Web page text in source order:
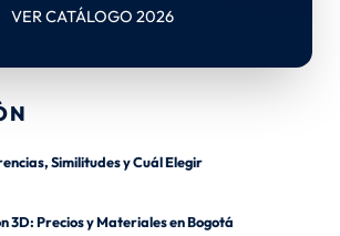
VER CATÁLOGO 2026
Similitudes y Cuál Elegir
3D: Precios y Materiales en Bogotá